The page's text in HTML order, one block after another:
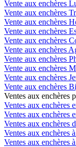
Vente aux enchères
Vente aux enchères
Vente aux enchères
Vente aux enchères
Vente aux enchères
Vente aux enchères
Vente aux enchères
Vente aux enchères
Vente aux enchères
Vente aux enchères
Ventes aux enchères
Ventes aux enchères
Ventes aux enchères
Ventes aux enchères
Ventes aux enchères
Ventes aux enchères